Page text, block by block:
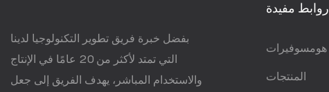
بفضل خبرة فريق تطوير التكنولوجيا لدينا
التي تمتد لأكثر من 20 عامًا في الإنتاج
والاستخدام المباشر، يهدف الفريق إلى جعل
روابط مفيدة
هومسوفيرات
المنتجات